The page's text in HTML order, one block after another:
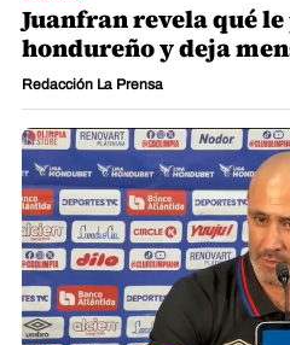
Juanfran revela qué
hondureño y deja
Redacción La Prensa